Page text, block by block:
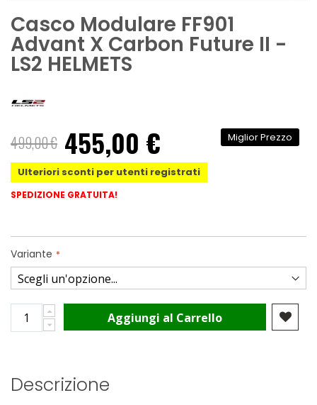
Casco Modulare FF901
Advant X Carbon Future II -
LS2 HELMETS
499,00 € 455,00 €
Ulteriori sconti per utenti registrati
Miglior Prezzo
SPEDIZIONE GRATUITA!
Variante
Aggiungi al Carrello
Descrizione